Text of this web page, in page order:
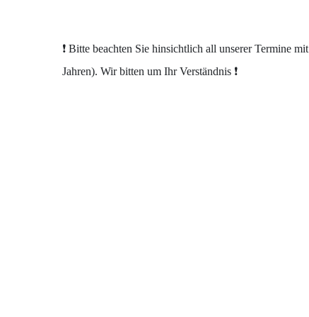
❗ Bitte beachten Sie hinsichtlich all unserer Termine
Jahren). Wir bitten um Ihr Verständnis ❗